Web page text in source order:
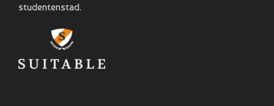
studentenstad.